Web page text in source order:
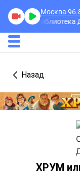
Москва
Библиотека
Назад
ХРУМ